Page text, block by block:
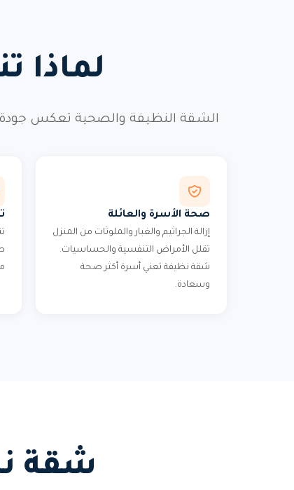
لماذا
الشقة النظيفة والصحية تعكس
صحة الأسرة والعائلة
إزالة الجراثيم والغبار والملوثات من المنزل
تقلل الأمراض التنفسية والحساسيات.
شقة نظيفة تعني أسرة أكثر صحة
وسعادة.
شقة